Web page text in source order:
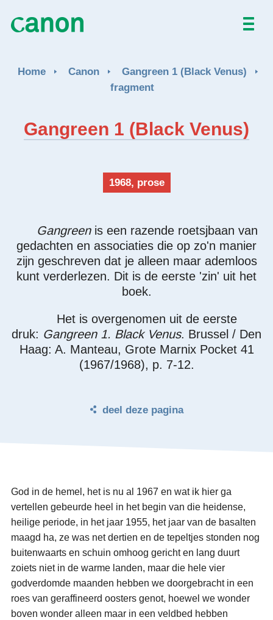
Home Canon
Gangreen 1 (Black Venus)
fragment
Gangreen 1 (Black Venus)
1968, prose
Gangreenis een razende roetsjbaan van
gedachten en associaties die op zo'n manier
zijn geschreven dat je alleen maar ademloos
kunt verderlezen. Dit is de eerste 'zin' uit het
boek.
Het is overgenomen uit de eerste
druk: Gangreen 1. Black Venus. Brussel / Den
Haag: A. Manteau, Grote Marnix Pocket 41
(1967/1968), p. 7-12.
deel deze pagina
God in de hemel, het is nu al 1967 en wat ik hier ga
vertellen gebeurde heel in het begin van die heidense,
heilige periode, in het jaar 1955, het jaar van de basalten
maagd ha, ze was net dertien en de tepeltjes stonden nog
buitenwaarts en schuin omhoog gericht en lang duurt
zoiets niet in de warme landen, maar die hele vier
godverdomde maanden hebben we doorgebracht in een
roes van geraffineerd oosters genot, hoewel we wonder
boven wonder alleen maar in een veldbed hebben